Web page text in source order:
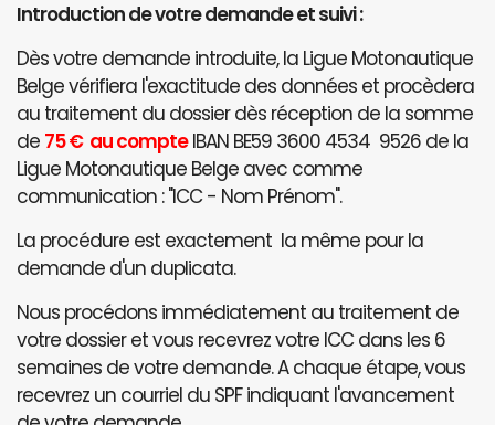
Introduction de votre demande et suivi :
Dès votre demande introduite, la Ligue Motonautique
Belge vérifiera l'exactitude des données et procèdera
au traitement du dossier dès réception de la somme
de 75 € au compteIBAN BE59 3600 4534 9526 de la
Ligue Motonautique Belge avec comme
communication : "ICC - Nom Prénom".
La procédure est exactement la même pour la
demande d'un duplicata.
Nous procédons immédiatement au traitement de
votre dossier et vous recevrez votre ICC dans les 6
semaines de votre demande. A chaque étape, vous
recevrez un courriel du SPF indiquant l'avancement